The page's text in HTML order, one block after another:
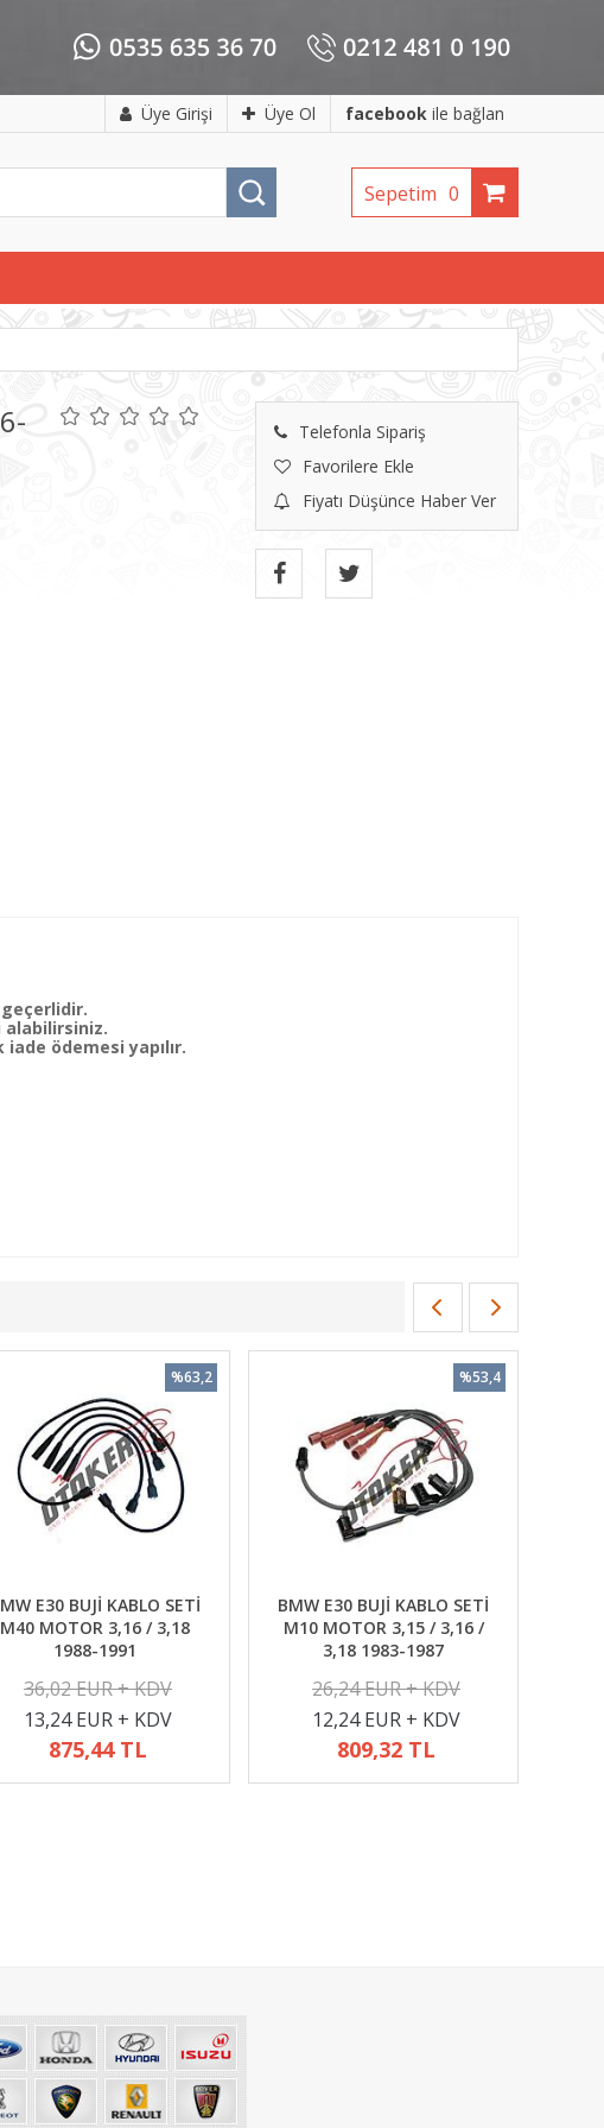
Üye Girişi Üye Ol facebook ile bağlan
Sepetim 0
Telefonla Sipariş
Favorilere Ekle
Fiyatı Düşünce Haber Ver
alabilirsiniz.
ödemesi yapılır.
E30 BUJİ KABLO SETİ
M40 MOTOR 3,16 / 3,18
1988-1991
36,02 EUR + KDV
13,24 EUR + KDV
875,44 TL
%63,2
BMW E30 BUJİ KABLO SETİ
M10 MOTOR 3,15 / 3,16 /
3,18 1983-1987
26,24 EUR + KDV
12,24 EUR + KDV
809,32 TL
%53,4